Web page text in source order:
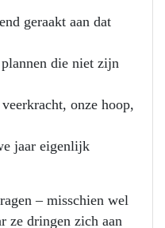
geraakt aan dat
die niet zijn
onze hoop,
jaar eigenlijk
– misschien wel
ze dringen zich aan